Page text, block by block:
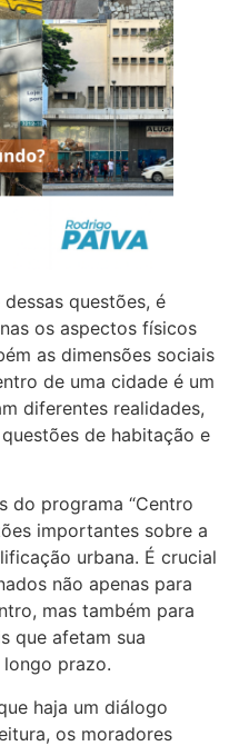
questões, é
os aspectos físicos
as dimensões sociais
de uma cidade é um
diferentes realidades,
de habitação e
do programa “Centro
importantes sobre a
urbana. É crucial
não apenas para
mas também para
que afetam sua
prazo.
haja um diálogo
os moradores